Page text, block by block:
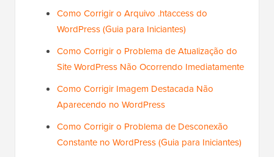
Como Corrigir o Arquivo .htaccess do
WordPress (Guia para Iniciantes)
Como Corrigir o Problema de Atualização do
Site WordPress Não Ocorrendo Imediatamente
Como Corrigir Imagem Destacada Não
Aparecendo no WordPress
Como Corrigir o Problema de Desconexão
Constante no WordPress (Guia para Iniciantes)